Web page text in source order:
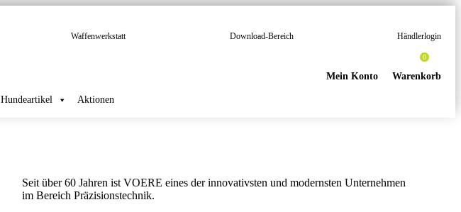
Waffenwerkstatt Download-Bereich Händlerlogin
Warenkorb
0
Mein Konto
Hundeartikel Aktionen
Seit über 60 Jahren ist VOERE eines der innovativsten und modernsten Unternehmen
im Bereich Präzisionstechnik.